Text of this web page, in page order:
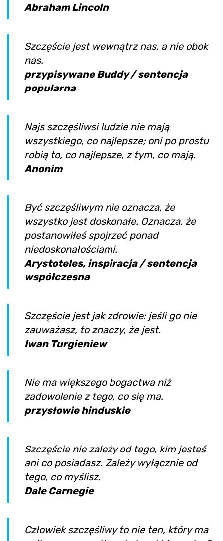
Abraham Lincoln
Szczęście jest wewnątrz nas, a nie obok
nas.
przypisywane Buddy / sentencja
popularna
Najs szczęśliwsi ludzie nie mają
wszystkiego, co najlepsze; oni po prostu
robią to, co najlepsze, z tym, co mają.
Anonim
Być szczęśliwym nie oznacza, że
wszystko jest doskonałe. Oznacza, że
postanowiłeś spojrzeć ponad
niedoskonałościami.
Arystoteles, inspiracja / sentencja
współczesna
Szczęście jest jak zdrowie: jeśli go nie
zauważasz, to znaczy, że jest.
Iwan Turgieniew
Nie ma większego bogactwa niż
zadowolenie z tego, co się ma.
przysłowie hinduskie
Szczęście nie zależy od tego, kim jesteś
ani co posiadasz. Zależy wyłącznie od
tego, co myślisz.
Dale Carnegie
Człowiek szczęśliwy to nie ten, który ma